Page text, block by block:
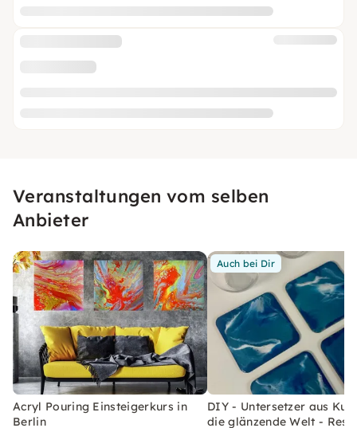
Veranstaltungen vom selben
Anbieter
Acryl Pouring Einsteigerkurs in
Berlin
Auch bei Dir
DIY - Untersetzer aus
die glänzende Welt -